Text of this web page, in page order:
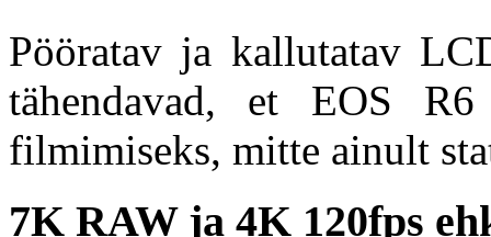
Pööratav ja kallutatav
tähendavad, et EOS
filmimiseks, mitte ainult
7K RAW ja 4K 120fps